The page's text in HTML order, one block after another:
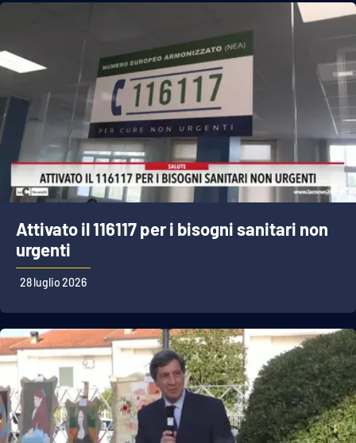
Attivato il 116117 per i bisogni sanitari non
urgenti
28 luglio 2026